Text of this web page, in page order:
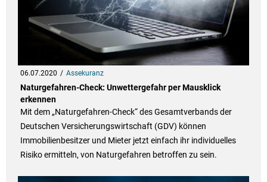
06.07.2020 Assekuranz
Naturgefahren-Check: Unwettergefahr per Mausklick
erkennen
Mit dem „Naturgefahren-Check“ des Gesamtverbands der
Deutschen Versicherungswirtschaft (GDV) können
Immobilienbesitzer und Mieter jetzt einfach ihr individuelles
Risiko ermitteln, von Naturgefahren betroffen zu sein.